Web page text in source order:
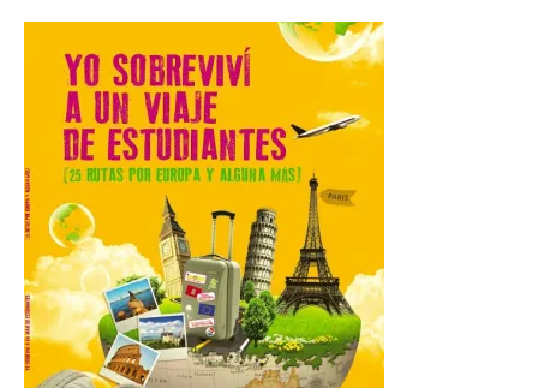
8 Ago 2026
Incide en que el eclipse se
verá desde múltiples
puntos de la ciudad, por lo
que no será necesario
desplazarse y se
recomienda no acudir a Gijón/Xixón en
coche ni usarlo ese día. Los accesos a
la Campa Torres y La […]
La decimonovena